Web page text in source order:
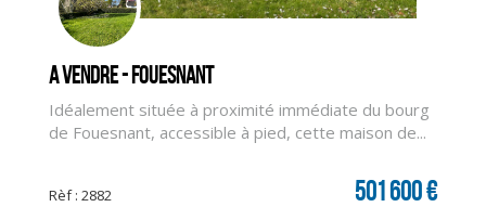
CLIQUER ICI POUR AGRANDIR
A vendre - FOUESNANT
Idéalement située à proximité immédiate du bourg
de Fouesnant, accessible à pied, cette maison de...
Rèf : 2882 501 600 €